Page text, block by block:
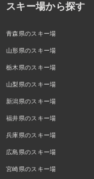
スキー場から探す
青森県のスキー場
山形県のスキー場
栃木県のスキー場
山梨県のスキー場
新潟県のスキー場
福井県のスキー場
兵庫県のスキー場
広島県のスキー場
宮崎県のスキー場